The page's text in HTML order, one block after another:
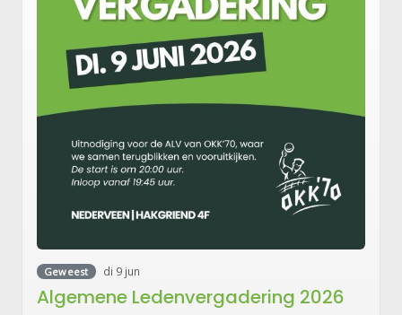
Geweest di 9 jun
Algemene Ledenvergadering 2026